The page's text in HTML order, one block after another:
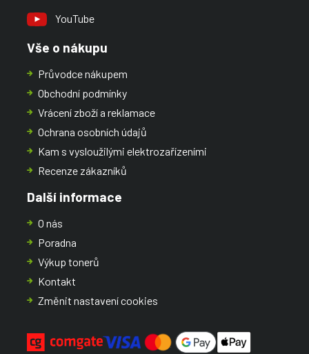
YouTube
Vše o nákupu
Průvodce nákupem
Obchodní podmínky
Vrácení zboží a reklamace
Ochrana osobních údajů
Kam s vysloužilými elektrozařízeními
Recenze zákazníků
Další informace
O nás
Poradna
Výkup tonerů
Kontakt
Změnit nastavení cookies